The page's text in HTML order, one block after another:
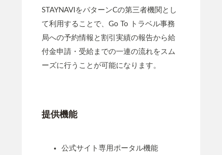
STAYNAVIをパターンCの第三者機関とし
て利用することで、Go To トラベル事務
局への予約情報と割引実績の報告から給
付金申請・受給までの一連の流れをスム
ーズに行うことが可能になります。
提供機能
公式サイト専用ポータル機能